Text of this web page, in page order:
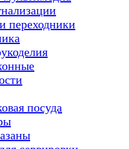
переходники
посуда